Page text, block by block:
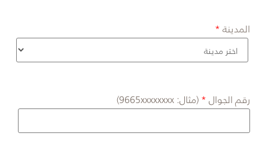
المدينة
رقم الجوال (مثال: 9665xxxxxxxx)